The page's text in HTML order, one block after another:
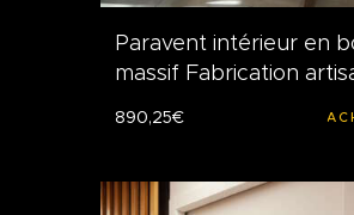
Paravent intérieur en
massif Fabrication
890,25€